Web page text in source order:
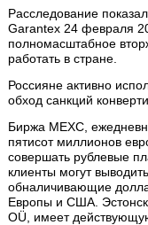
Расследование
Garantex 24 февраля
полномасштабное
работать в стране.
Россияне активно
обход санкций
Биржа MEXC,
пятисот миллионов
совершать рублевые
клиенты могут
обналичивающие
Европы и США.
OÜ, имеет